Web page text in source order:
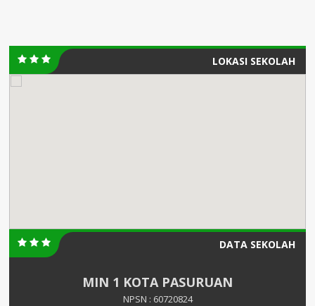
LOKASI SEKOLAH
DATA SEKOLAH
MIN 1 KOTA PASURUAN
NPSN : 60720824